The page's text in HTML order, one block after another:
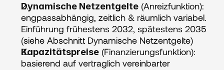
Dynamische Netzentgelte (Anreizfunktion):
engpassabhängig, zeitlich & räumlich variabel.
Einführung frühestens 2032, spätestens 2035
(siehe Abschnitt Dynamische Netzentgelte)
Kapazitätspreise (Finanzierungsfunktion):
basierend auf vertraglich vereinbarter